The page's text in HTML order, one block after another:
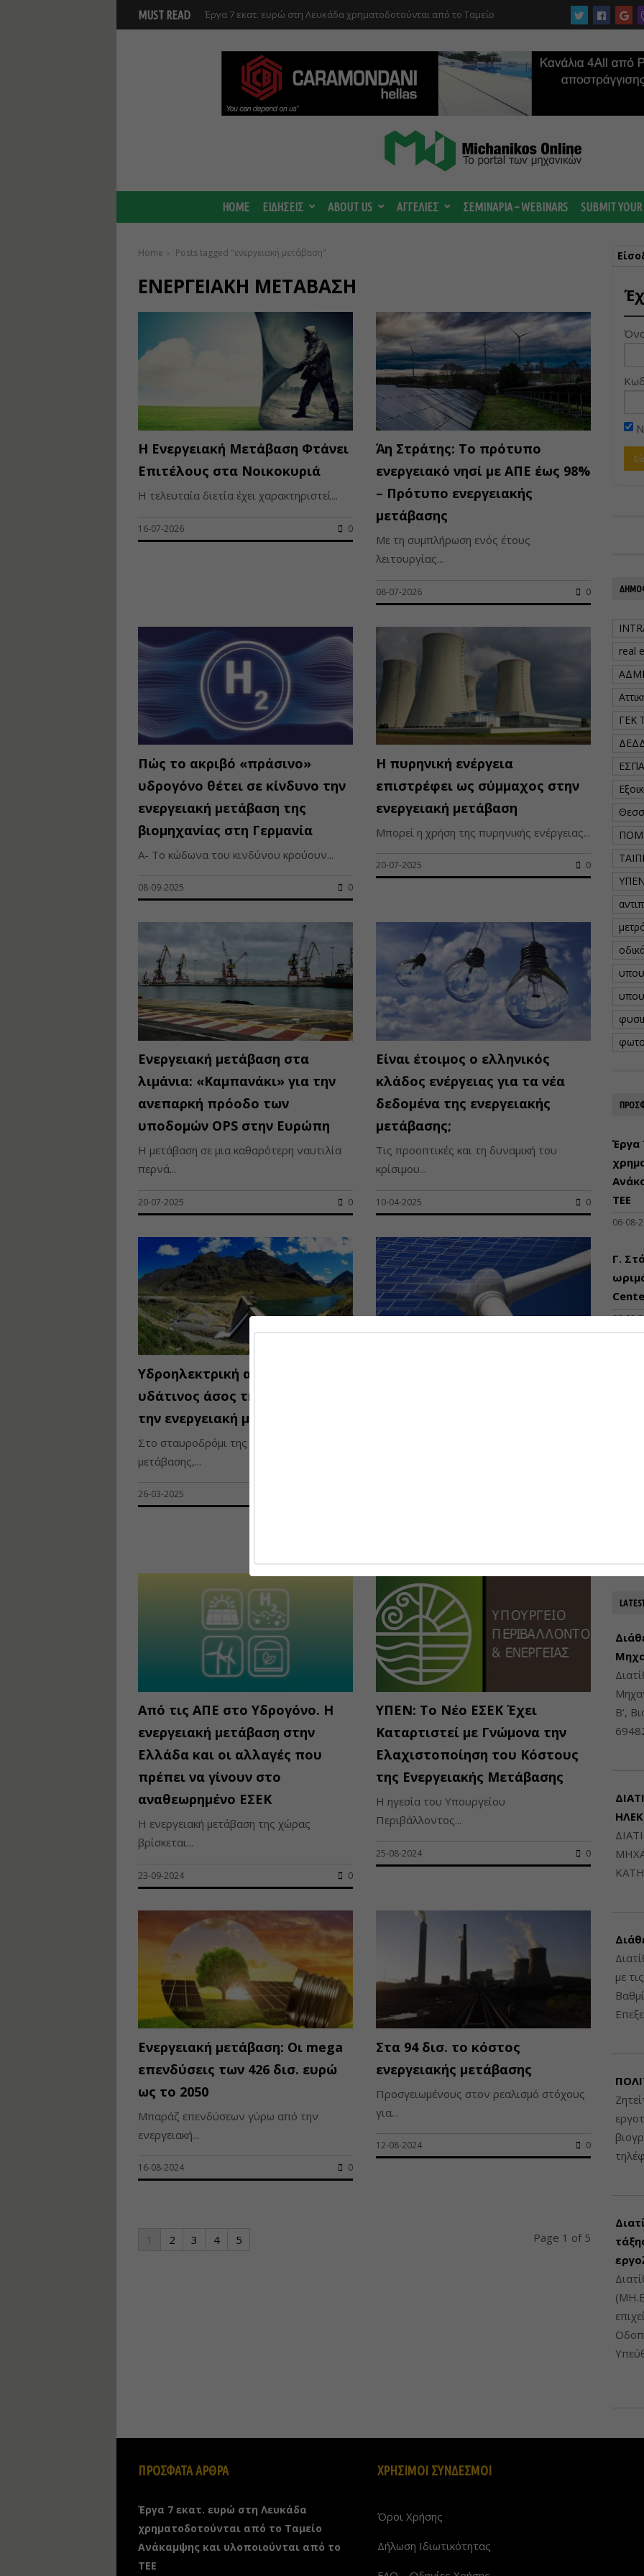
MUST READ Έργα 7 εκατ. ευρώ στη Λευκάδα χρηματοδοτούνται από το Ταμείο
Γ. Στάσσης: Προχωρούν και ωριμάζουν οι συζητήσεις για το Data
Center - Χτίζουμε μια πιο ισχυρή ΔΕΗ
HOME ΕΙΔΗΣΕΙΣ ABOUT US ΑΓΓΕΛΙΕΣ ΣΕΜΙΝΑΡΙΑ – WEBINARS SUBMIT
Home Posts tagged "ενεργειακή μετάβαση"
ΕΝΕΡΓΕΙΑΚΉ ΜΕΤΆΒΑΣΗ
Η Ενεργειακή Μετάβαση Φτάνει
Επιτέλους στα Νοικοκυριά
Η τελευταία διετία έχει χαρακτηριστεί...
16-07-2026 0
Άη Στράτης: Το πρότυπο
ενεργειακό νησί με ΑΠΕ έως 98%
– Πρότυπο ενεργειακής
μετάβασης
Με τη συμπλήρωση ενός έτους
λειτουργίας...
08-07-2026 0
Πώς το ακριβό «πράσινο»
υδρογόνο θέτει σε κίνδυνο την
ενεργειακή μετάβαση της
βιομηχανίας στη Γερμανία
A- Το κώδωνα του κινδύνου κρούουν...
08-09-2025 0
Η πυρηνική ενέργεια
επιστρέφει ως σύμμαχος στην
ενεργειακή μετάβαση
Μπορεί η χρήση της πυρηνικής ενέργειας...
20-07-2025 0
Ενεργειακή μετάβαση στα
λιμάνια: «Καμπανάκι» για την
ανεπαρκή πρόοδο των
υποδομών OPS στην Ευρώπη
Η μετάβαση σε μια καθαρότερη ναυτιλία
περνά...
20-07-2025 0
Είναι έτοιμος ο ελληνικός
κλάδος ενέργειας για τα νέα
δεδομένα της ενεργειακής
μετάβασης;
Τις προοπτικές και τη δυναμική του
κρίσιμου...
10-04-2025 0
Υδροηλεκτρική αναγέννηση: Ο
υδάτινος άσος της Ελλάδας για
την ενεργειακή μετάβαση
Στο σταυροδρόμι της πράσινης
μετάβασης,...
26-03-2025
Από τις ΑΠΕ στο Υδρογόνο. Η
ενεργειακή μετάβαση στην
Ελλάδα και οι αλλαγές που
πρέπει να γίνουν στο
αναθεωρημένο ΕΣΕΚ
Η ενεργειακή μετάβαση της χώρας
βρίσκεται...
23-09-2024 0
ΥΠΕΝ: Το Νέο ΕΣΕΚ Έχει
Καταρτιστεί με Γνώμονα την
Ελαχιστοποίηση του Κόστους
της Ενεργειακής Μετάβασης
Η ηγεσία του Υπουργείου
Περιβάλλοντος...
25-08-2024 0
Ενεργειακή μετάβαση: Οι mega
επενδύσεις των 426 δισ. ευρώ
ως το 2050
Μπαράζ επενδύσεων γύρω από την
ενεργειακή...
16-08-2024 0
Στα 94 δισ. το κόστος
ενεργειακής μετάβασης
Προσγειωμένους στον ρεαλισμό στόχους
για...
12-08-2024 0
1 2 3 4 5 Page 1 of 5
real
ΓΕΚ
ΕΣΠΑ
ΥΠΕΝ
Έργα
ΤΕΕ
06-08-
Γ.
06-08-
που
Β',
με
ΠΡΟΣΦΑΤΑ ΑΡΘΡΑ
Έργα 7 εκατ. ευρώ στη Λευκάδα
χρηματοδοτούνται από το Ταμείο
Ανάκαμψης και υλοποιούνται από το
ΤΕΕ
ΧΡΗΣΙΜΟΙ ΣΥΝΔΕΣΜΟΙ
Όροι Χρήσης
Δήλωση Ιδιωτικότητας